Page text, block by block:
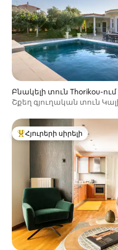
Բնակելի տուն Thorikou-ում
Շքեղ գյուղական տուն
Հյուրերի սիրելի լավագույն
Հյուրերի սիրելի